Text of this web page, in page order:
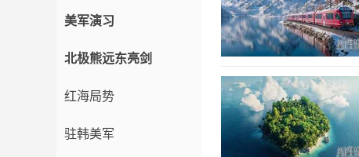
美军演习
北极熊远东亮剑
红海局势
驻韩美军